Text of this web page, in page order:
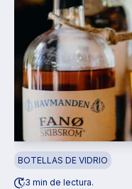
BOTELLAS DE VIDRIO
3 min de lectura.